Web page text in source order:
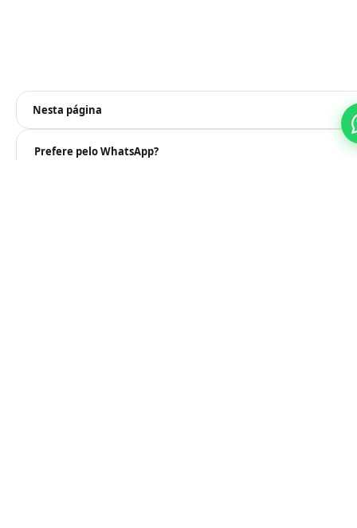
Nesta página
Prefere pelo WhatsApp?